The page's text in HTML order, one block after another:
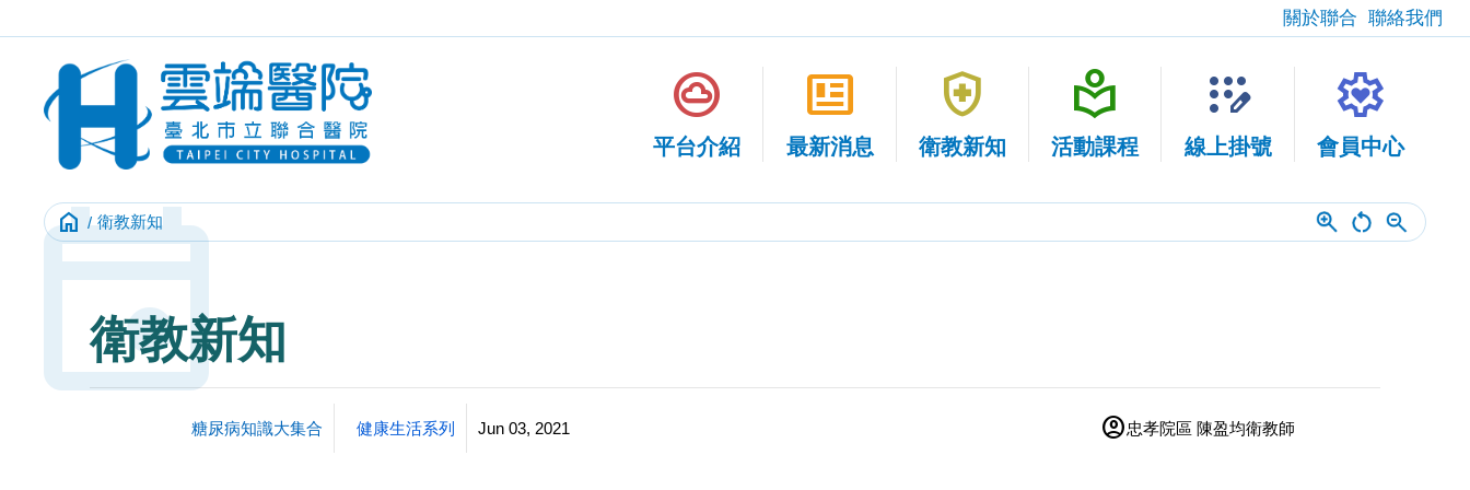
關於聯合 聯絡我們
cloud_circle
平台介紹
newsmode
最新消息
health_and_safety
衛教新知
local_library
活動課程
app_registration
線上掛號
settings_heart
會員中心
home 衛教新知
Event
衛教新知
糖尿病知識大集合 健康生活系列 Jun 03, 2021 account_circle忠孝院區 陳盈均衛教師